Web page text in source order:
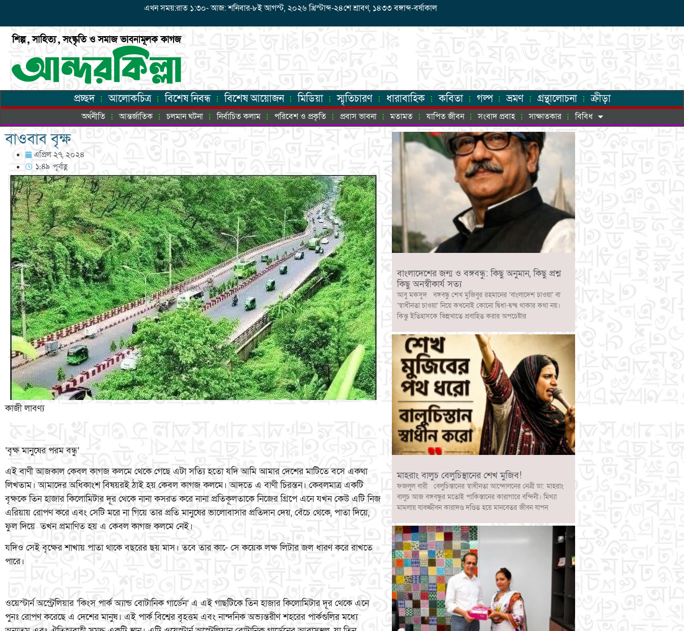
এখন সময়:রাত ১:৩০- আজ: শনিবার-৮ই আগস্ট, ২০২৬ খ্রিস্টাব্দ-২৪শে শ্রাবণ, ১৪৩৩ বঙ্গাব্দ-বর্ষাকাল
প্রচ্ছদ আলোকচিত্র বিশেষ নিবন্ধ বিশেষ আয়োজন মিডিয়া স্মৃতিচারণ ধারাবাহিক কবিতা গল্প ভ্রমণ গ্রন্থালোচনা ক্রীড়া
অর্থনীতি আন্তর্জাতিক চলমান ঘটনা নির্বাচিত কলাম পরিবেশ ও প্রকৃতি প্রবাস ভাবনা মতামত যাপিত জীবন সংবাদ প্রবাহ সাক্ষাতকার বিবিধ
বাওবাব বৃক্ষ
এপ্রিল ২৭, ২০২৪
১:৪৯ পূর্বাহ্ণ
কাজী লাবণ্য
‘বৃক্ষ মানুষের পরম বন্ধু’
এই বাণী আজকাল কেবল কাগজ কলমে থেকে গেছে এটা সত্যি হতো যদি আমি আমার দেশের মাটিতে বসে একথা
লিখতাম। আমাদের অধিকাংশ বিষয়রই ঠাই হয় কেবল কাগজ কলমে। আদতে এ বাণী চিরন্তন। কেবলমাত্র একটি
বৃক্ষকে তিন হাজার কিলোমিটার দূর থেকে নানা কসরত করে নানা প্রতিকূলতাকে নিজের গ্রিপে এনে যখন কেউ এটি নিজ
এরিয়ায় রোপণ করে এবং সেটি মরে না গিয়ে তার প্রতি মানুষের ভালোবাসার প্রতিদান দেয়, বেঁচে থেকে, পাতা দিয়ে,
ফুল দিয়ে তখন প্রমাণিত হয় এ কেবল কাগজ কলমে নেই।
যদিও সেই বৃক্ষের শাখায় পাতা থাকে বছরের ছয় মাস। তবে তার কা-ে সে কয়েক লক্ষ লিটার জল ধারণ করে রাখতে
পারে।
ওয়েস্টার্ন অস্ট্রেলিয়ার ‘কিংস পার্ক অ্যান্ড বোটানিক গার্ডেন’ এ এই গাছটিকে তিন হাজার কিলোমিটার দূর থেকে এনে
পুনঃ রোপণ করেছে এ দেশের মানুষ। এই পার্ক বিশ্বের বৃহত্তম এবং নান্দনিক অভ্যন্তরীণ শহরের পার্কগুলির মধ্যে
বাংলাদেশের জন্ম ও বঙ্গবন্ধু: কিছু অনুমান, কিছু প্রশ্ন
কিছু অনস্বীকার্য সত্য
আবু মকসুদ বঙ্গবন্ধু শেখ মুজিবুর রহমানের ‘বাংলাদেশ চাওয়া’ বা
‘স্বাধীনতা চাওয়া’ নিয়ে কখনোই কোনো দ্বিধা-দ্বন্দ্ব থাকার কথা নয়।
কিন্তু ইতিহাসকে ভিন্নখাতে প্রবাহিত করার অপচেষ্টার
মাহরাং বালুচ বেলুচিস্থানের শেখ মুজিব!
ফজলুল বারী বেলুচিস্তানের স্বাধীনতা আন্দোলনের নেত্রী ডা: মাহরাং
বালুচ আজ বঙ্গবন্ধুর মতোই পাকিস্তানের কারাগারে বন্দিনী। মিথ্যা
মামলায় যাবজ্জীবন কারাদণ্ড দণ্ডিত হয়ে মানবেতর জীবন যাপন